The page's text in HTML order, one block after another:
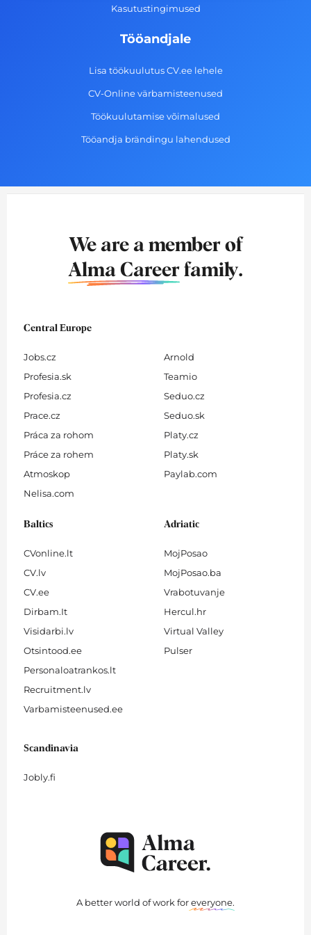
Kasutustingimused
Tööandjale
Lisa töökuulutus CV.ee lehele
CV-Online värbamisteenused
Töökuulutamise võimalused
Tööandja brändingu lahendused
We are a member of
Alma Career family.
Central Europe
Jobs.cz
Profesia.sk
Profesia.cz
Prace.cz
Práca za rohom
Práce za rohem
Atmoskop
Nelisa.com
Arnold
Teamio
Seduo.cz
Seduo.sk
Platy.cz
Platy.sk
Paylab.com
Baltics
CVonline.lt
CV.lv
CV.ee
Dirbam.It
Visidarbi.lv
Otsintood.ee
Personaloatrankos.lt
Recruitment.lv
Varbamisteenused.ee
Adriatic
MojPosao
MojPosao.ba
Vrabotuvanje
Hercul.hr
Virtual Valley
Pulser
Scandinavia
Jobly.fi
A better world of work foreveryone.